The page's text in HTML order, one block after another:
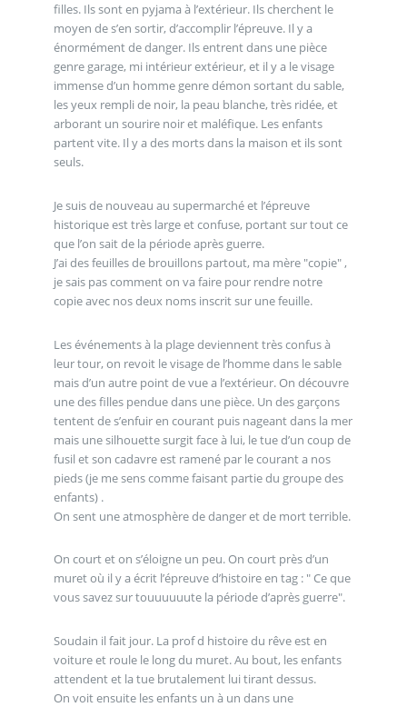
filles. Ils sont en pyjama à l’extérieur. Ils cherchent le
moyen de s’en sortir, d’accomplir l’épreuve. Il y a
énormément de danger. Ils entrent dans une pièce
genre garage, mi intérieur extérieur, et il y a le visage
immense d’un homme genre démon sortant du sable,
les yeux rempli de noir, la peau blanche, très ridée, et
arborant un sourire noir et maléfique. Les enfants
partent vite. Il y a des morts dans la maison et ils sont
seuls.
Je suis de nouveau au supermarché et l’épreuve
historique est très large et confuse, portant sur tout ce
que l’on sait de la période après guerre.
J’ai des feuilles de brouillons partout, ma mère "copie" ,
je sais pas comment on va faire pour rendre notre
copie avec nos deux noms inscrit sur une feuille.
Les événements à la plage deviennent très confus à
leur tour, on revoit le visage de l’homme dans le sable
mais d’un autre point de vue a l’extérieur. On découvre
une des filles pendue dans une pièce. Un des garçons
tentent de s’enfuir en courant puis nageant dans la mer
mais une silhouette surgit face à lui, le tue d’un coup de
fusil et son cadavre est ramené par le courant a nos
pieds (je me sens comme faisant partie du groupe des
enfants) .
On sent une atmosphère de danger et de mort terrible.
On court et on s’éloigne un peu. On court près d’un
muret où il y a écrit l’épreuve d’histoire en tag : " Ce que
vous savez sur touuuuuute la période d’après guerre".
Soudain il fait jour. La prof d histoire du rêve est en
voiture et roule le long du muret. Au bout, les enfants
attendent et la tue brutalement lui tirant dessus.
On voit ensuite les enfants un à un dans une